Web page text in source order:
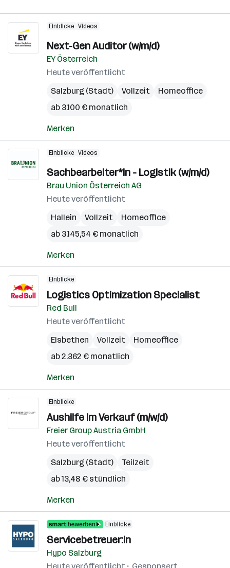
Einblicke Videos
Next-Gen Auditor (w/m/d)
EY Österreich
Heute veröffentlicht
Salzburg (Stadt)
Vollzeit
Homeoffice
ab 3.100 € monatlich
Merken
Einblicke Videos
Sachbearbeiter*in - Logistik (w/m/d)
Brau Union Österreich AG
Heute veröffentlicht
Hallein
Vollzeit
Homeoffice
ab 3.145,54 € monatlich
Merken
Einblicke
Logistics Optimization Specialist
Red Bull
Heute veröffentlicht
Elsbethen
Vollzeit
Homeoffice
ab 2.362 € monatlich
Merken
Einblicke
Aushilfe im Verkauf (m/w/d)
Freier Group Austria GmbH
Heute veröffentlicht
Salzburg (Stadt)
Teilzeit
ab 13,48 € stündlich
Merken
Einblicke
Servicebetreuer:in
Hypo Salzburg